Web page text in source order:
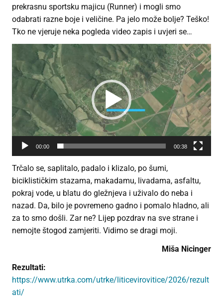
prekrasnu sportsku majicu (Runner) i mogli smo
odabrati razne boje i veličine. Pa jelo može bolje? Teško!
Tko ne vjeruje neka pogleda video zapis i uvjeri se…
Player
00:00 00:38
Trčalo se, saplitalo, padalo i klizalo, po šumi,
biciklističkim stazama, makadamu, livadama, asfaltu,
pokraj vode, u blatu do gležnjeva i uživalo do neba i
nazad. Da, bilo je povremeno gadno i pomalo hladno, ali
za to smo došli. Zar ne? Lijep pozdrav na sve strane i
nemojte štogod zamjeriti. Vidimo se dragi moji.
Miša Nicinger
Rezultati:
https://www.utrka.com/utrke/liticevirovitice/2026/rezult
ati/